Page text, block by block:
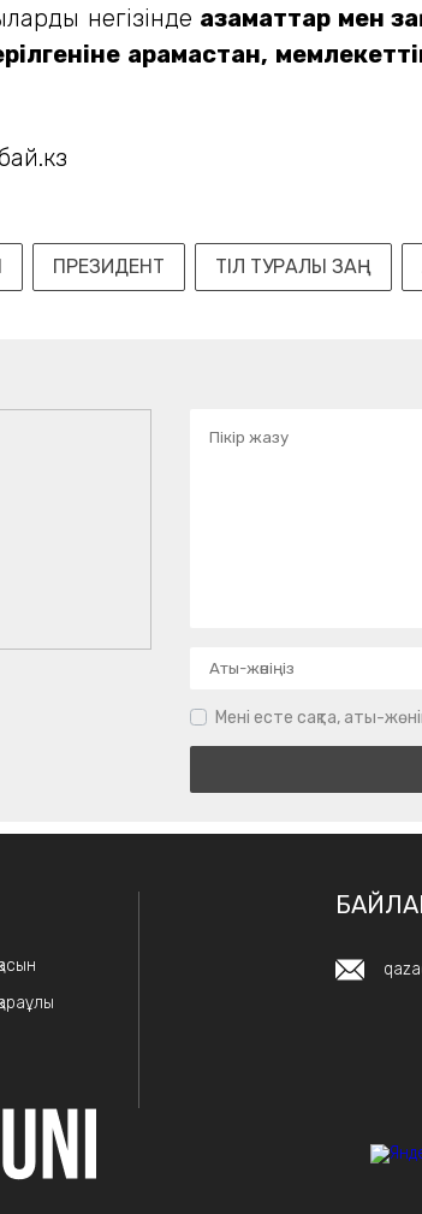
негізінде азаматтар мен
қарамастан,
ПРЕЗИДЕНТ ТІЛ ТУРАЛЫ ЗАҢ
Мені есте сақта, аты-